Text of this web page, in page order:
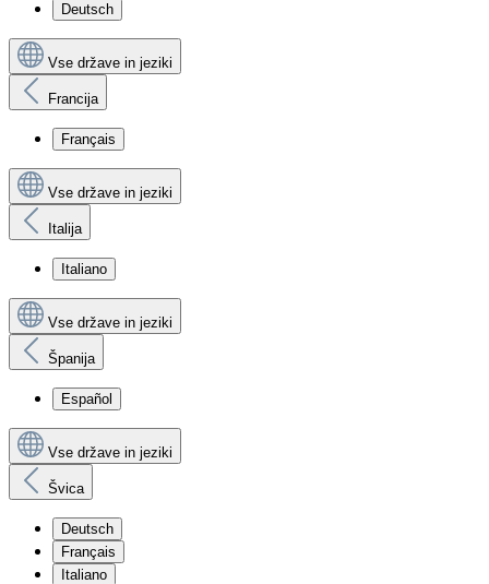
Deutsch
Vse države in jeziki
Francija
Français
Vse države in jeziki
Italija
Italiano
Vse države in jeziki
Španija
Español
Vse države in jeziki
Švica
Deutsch
Français
Italiano